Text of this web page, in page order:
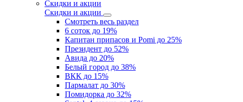
Скидки и акции
Скидки и акции
Смотреть весь раздел
6 соток до 19%
Капитан припасов и Pomi до 25%
Президент до 52%
Авида до 20%
Белый город до 38%
ВКК до 15%
Пармалат до 30%
Помидорка до 32%